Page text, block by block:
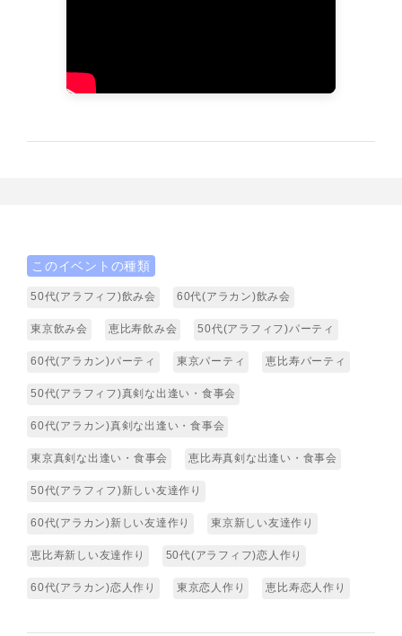
このイベントの種類
50代(アラフィフ)飲み会 60代(アラカン)飲み会
東京飲み会 恵比寿飲み会 50代(アラフィフ)パーティ
60代(アラカン)パーティ 東京パーティ 恵比寿パーティ
50代(アラフィフ)真剣な出逢い・食事会
60代(アラカン)真剣な出逢い・食事会
東京真剣な出逢い・食事会 恵比寿真剣な出逢い・食事会
50代(アラフィフ)新しい友達作り
60代(アラカン)新しい友達作り 東京新しい友達作り
恵比寿新しい友達作り 50代(アラフィフ)恋人作り
60代(アラカン)恋人作り 東京恋人作り 恵比寿恋人作り